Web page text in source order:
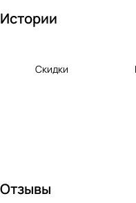
Истории
Скидки
Отзывы